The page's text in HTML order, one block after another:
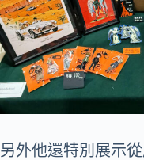
另外他還特別展示